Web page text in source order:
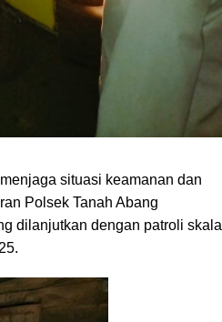
situasi keamanan dan
Polsek Tanah Abang
dilanjutkan dengan patroli skala